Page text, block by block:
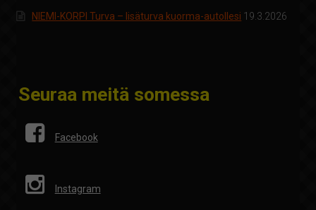
NIEMI-KORPI Turva – lisäturva kuorma-autollesi 19.3.2026
Seuraa meitä somessa
Facebook
Instagram